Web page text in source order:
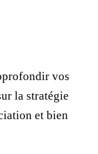
vos
la stratégie
et bien